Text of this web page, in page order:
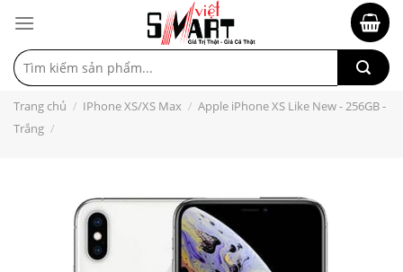
Tìm
kiếm:
Trang chủ / IPhone XS/XS Max / Apple iPhone XS Like New - 256GB -
Trắng /